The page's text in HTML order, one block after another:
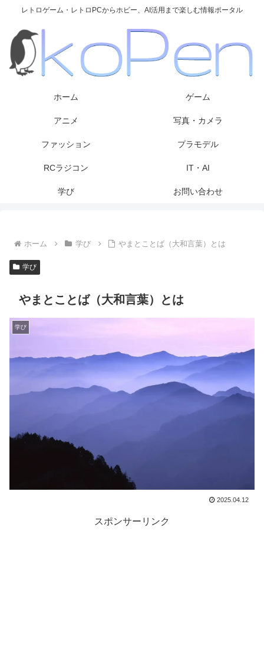
レトロゲーム・レトロPCからホビー、AI活用まで楽しむ情報ポータル
ホーム ゲーム
アニメ 写真・カメラ
ファッション プラモデル
RCラジコン IT・AI
学び お問い合わせ
ホーム 学び やまとことば（大和言葉）とは
学び
やまとことば（大和言葉）とは
学び
2025.04.12
スポンサーリンク